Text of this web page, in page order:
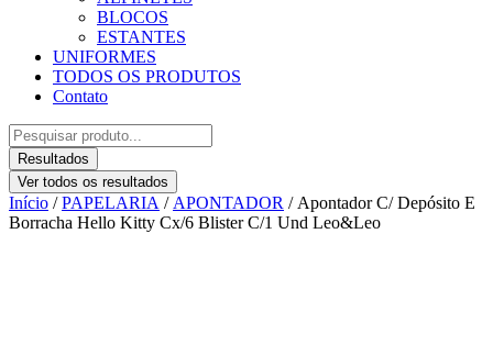
BLOCOS
ESTANTES
UNIFORMES
TODOS OS PRODUTOS
Contato
Pesquisar
...Resultados
Ver todos os resultados
Início /PAPELARIA / APONTADOR / Apontador C/ Depósito E
Borracha Hello Kitty Cx/6 Blister C/1 Und Leo&Leo